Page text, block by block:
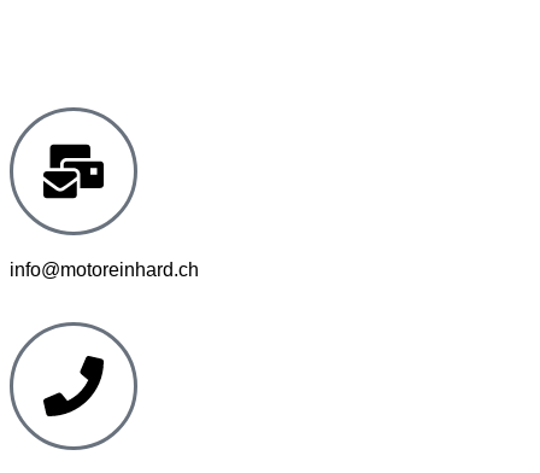
info@motoreinhard.ch